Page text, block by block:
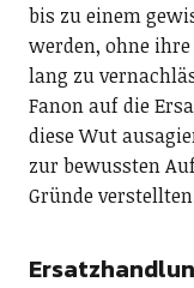
bis zu einem
werden, ohne
lang zu
Fanon auf die
diese Wut
zur bewussten
Gründe